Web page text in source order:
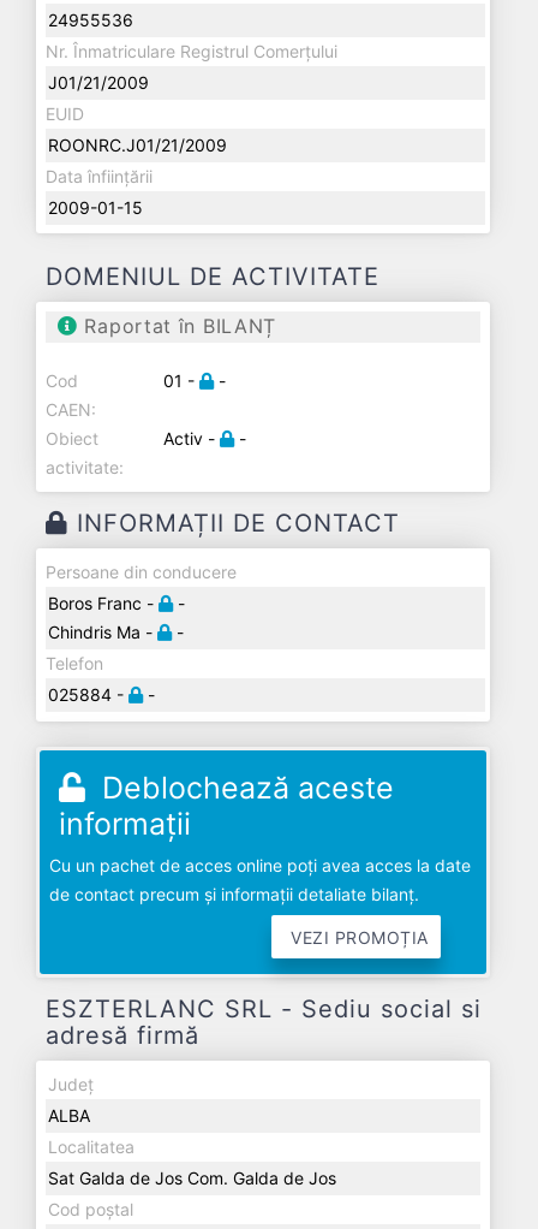
24955536
Nr. Înmatriculare Registrul Comerțului
J01/21/2009
EUID
ROONRC.J01/21/2009
Data înființării
2009-01-15
DOMENIUL DE ACTIVITATE
Raportat în BILANȚ
Cod
CAEN:
01 - -
Obiect
activitate:
Activ - -
INFORMAȚII DE CONTACT
Persoane din conducere
Boros Franc -
-
Chindris Ma -
-
Telefon
025884 -
-
Deblochează aceste
informații
Cu un pachet de acces online poți avea acces la date
de contact precum și informații detaliate bilanț.
VEZI PROMOȚIA
ESZTERLANC SRL - Sediu social si
adresă firmă
Județ
ALBA
Localitatea
Sat Galda de Jos Com. Galda de Jos
Cod poștal